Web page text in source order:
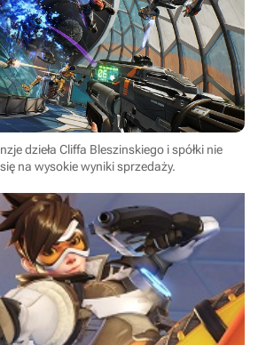
dzieła Cliffa Bleszinskiego i spółki nie
się na wysokie wyniki sprzedaży.